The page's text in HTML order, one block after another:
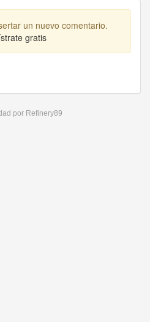
un nuevo comentario.
gratis
por Refinery89